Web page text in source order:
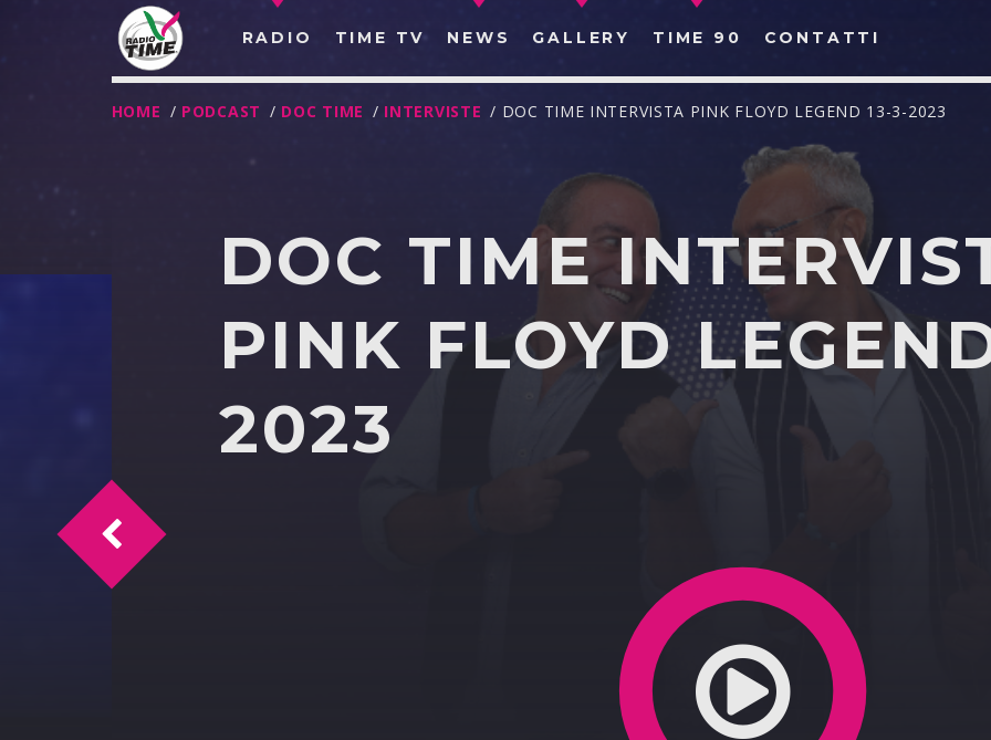
RADIO TIME TV NEWS GALLERY TIME 90 CONTATTI
CERCA NEL SITO WEB:
HOME / PODCAST / DOC TIME / INTERVISTE / DOC TIME INTERVISTA PINK FLOYD LEGEND 13-3-2023
DOC TIME
PINK FLOYD
2023
Time Magazine intervista Fabrizio Ferrandelli